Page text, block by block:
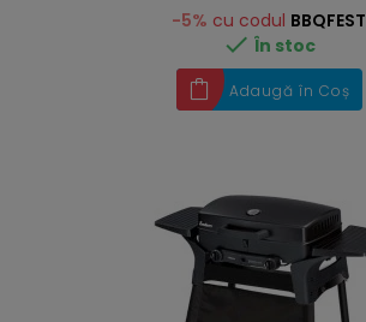
-5% cu codul BBQFEST
 În stoc
Adaugă în Coș